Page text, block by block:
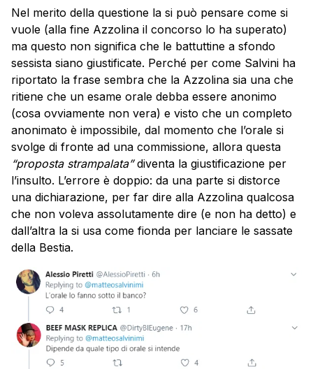
Nel merito della questione la si può pensare come si
vuole (alla fine Azzolina il concorso lo ha superato)
ma questo non significa che le battuttine a sfondo
sessista siano giustificate. Perché per come Salvini ha
riportato la frase sembra che la Azzolina sia una che
ritiene che un esame orale debba essere anonimo
(cosa ovviamente non vera) e visto che un completo
anonimato è impossibile, dal momento che l’orale si
svolge di fronte ad una commissione, allora questa
“proposta strampalata”diventa la giustificazione per
l’insulto. L’errore è doppio: da una parte si distorce
una dichiarazione, per far dire alla Azzolina qualcosa
che non voleva assolutamente dire (e non ha detto) e
dall’altra la si usa come fionda per lanciare le sassate
della Bestia.